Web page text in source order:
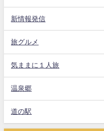
新情報発信
旅グルメ
気ままに１人旅
温泉郷
道の駅